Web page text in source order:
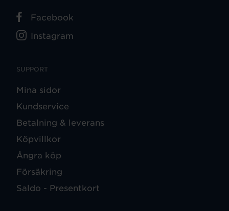
SUPPORT
Mina sidor
Kundservice
Betalning & leverans
Köpvillkor
Ångra köp
Försäkring
Saldo - Presentkort
Facebook
Instagram